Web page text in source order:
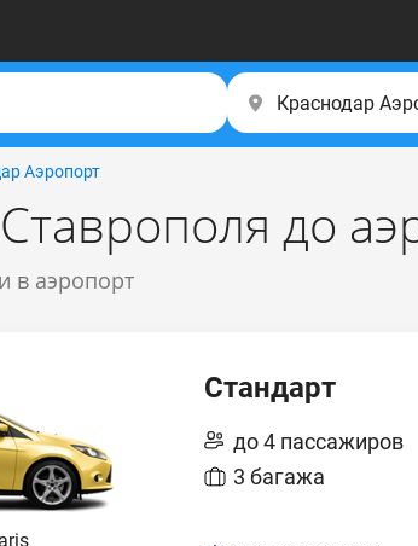
Аэропорт
до
в аэропорт
Стандарт
до 4 пассажиров
3 багажа